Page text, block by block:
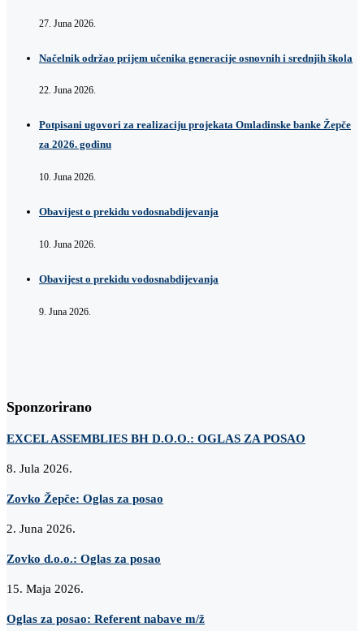
27. Juna 2026.
Načelnik održao prijem učenika generacije osnovnih i srednjih škola
22. Juna 2026.
Potpisani ugovori za realizaciju projekata Omladinske banke Žepče
za 2026. godinu
10. Juna 2026.
Obavijest o prekidu vodosnabdijevanja
10. Juna 2026.
Obavijest o prekidu vodosnabdijevanja
9. Juna 2026.
Sponzorirano
EXCEL ASSEMBLIES BH D.O.O.: OGLAS ZA POSAO
8. Jula 2026.
Zovko Žepče: Oglas za posao
2. Juna 2026.
Zovko d.o.o.: Oglas za posao
15. Maja 2026.
Oglas za posao: Referent nabave m/ž